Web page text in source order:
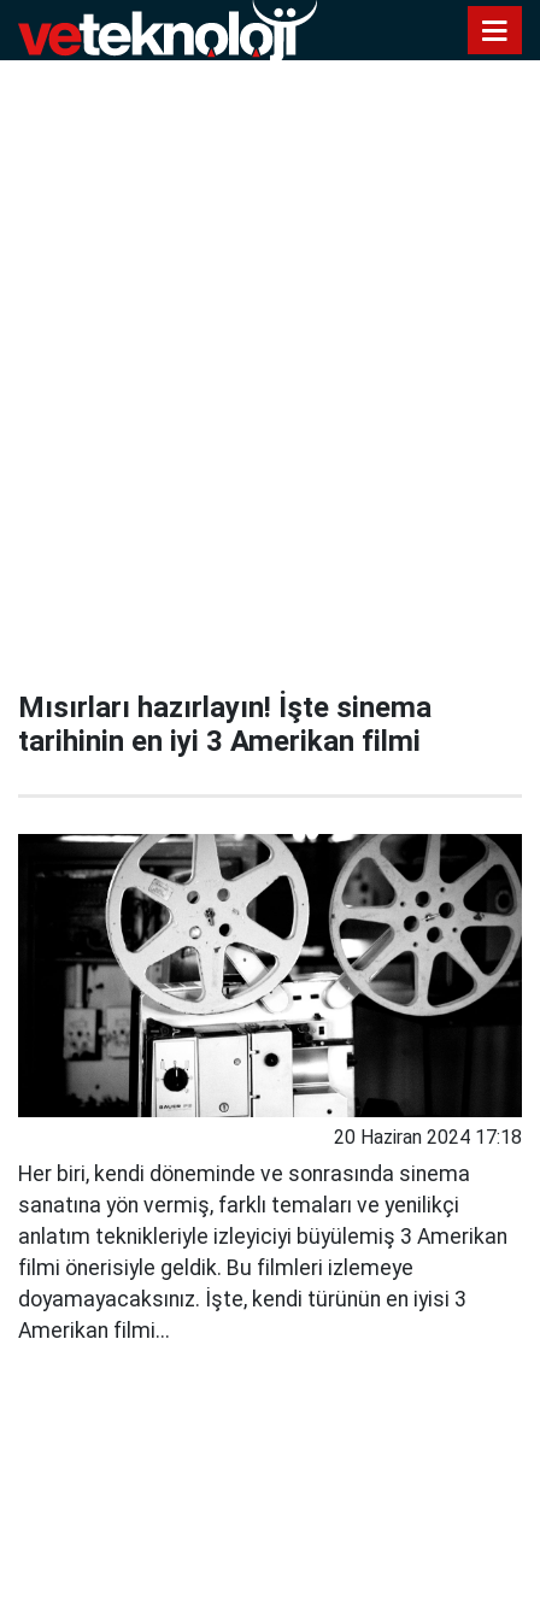
Mısırları hazırlayın! İşte sinema
tarihinin en iyi 3 Amerikan filmi
20 Haziran 2024 17:18
Her biri, kendi döneminde ve sonrasında sinema
sanatına yön vermiş, farklı temaları ve yenilikçi
anlatım teknikleriyle izleyiciyi büyülemiş 3 Amerikan
filmi önerisiyle geldik. Bu filmleri izlemeye
doyamayacaksınız. İşte, kendi türünün en iyisi 3
Amerikan filmi...